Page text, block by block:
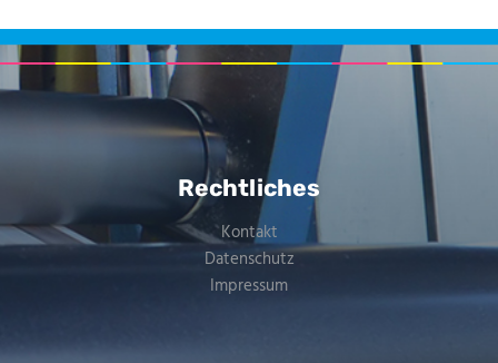
Rechtliches
Kontakt
Datenschutz
Impressum